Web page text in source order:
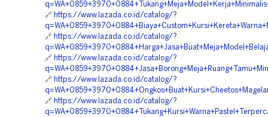
🔗 https://www.lazada.co.id/catalog/?
🔗 https://www.lazada.co.id/catalog/?
🔗 https://www.lazada.co.id/catalog/?
🔗 https://www.lazada.co.id/catalog/?
🔗 https://www.lazada.co.id/catalog/?